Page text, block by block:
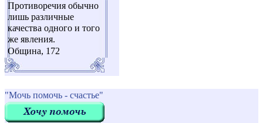
Противоречия обычно
лишь различные
качества одного и того
же явления.
Община, 172
"Мочь помочь - счастье"